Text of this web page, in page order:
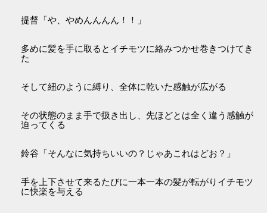
提督「や、やめんんんん！！」
多めに髪を手に取るとイチモツに絡みつかせ巻きつけてき
た
そして紐のように縛り、全体に乾いた感触が広がる
その状態のまま手で扱き出し、先ほどとは全く違う感触が
迫ってくる
鈴谷「そんなに気持ちいいの？じゃあこれはどお？」
手を上下させて来るたびに一本一本の髪が転がりイチモツ
に快楽を与える